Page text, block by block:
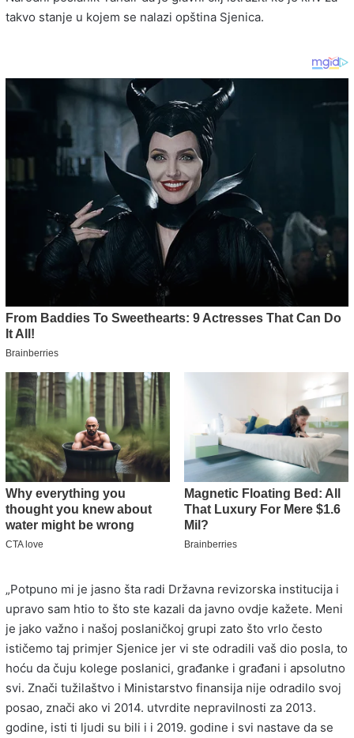
takvo stanje u kojem se nalazi opština Sjenica.
„Potpuno mi je jasno šta radi Državna revizorska institucija i
upravo sam htio to što ste kazali da javno ovdje kažete. Meni
je jako važno i našoj poslaničkoj grupi zato što vrlo često
ističemo taj primjer Sjenice jer vi ste odradili vaš dio posla, to
hoću da čuju kolege poslanici, građanke i građani i apsolutno
svi. Znači tužilaštvo i Ministarstvo finansija nije odradilo svoj
posao, znači ako vi 2014. utvrdite nepravilnosti za 2013.
godine, isti ti ljudi su bili i i 2019. godine i svi nastave da se